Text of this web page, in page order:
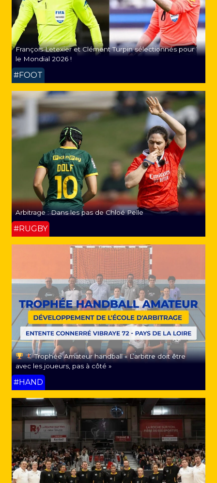
François Letexier et Clément Turpin sélectionnés pour
le Mondial 2026 !
#FOOT
Arbitrage : Dans les pas de Chloé Pelle
#RUGBY
Trophée Amateur handball « L’arbitre doit être
avec les joueurs, pas à côté »
#HAND